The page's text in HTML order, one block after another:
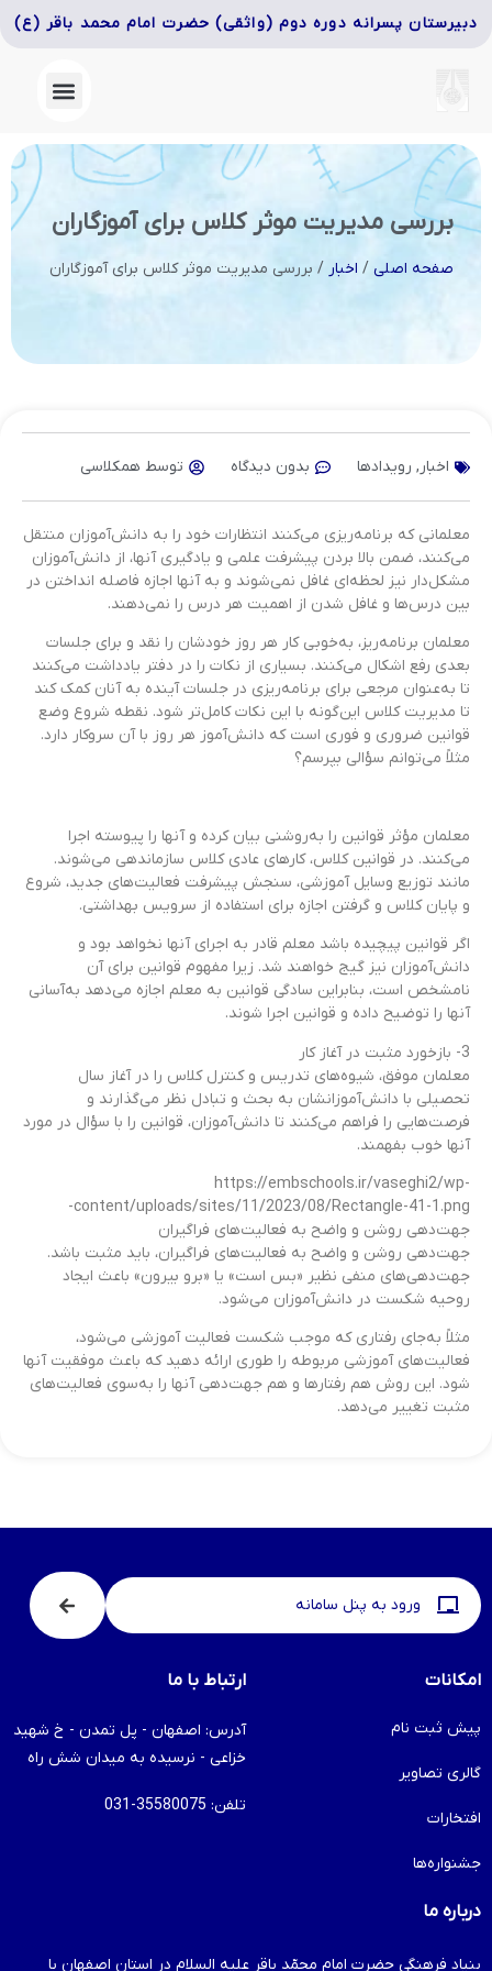
دبیرستان پسرانه دوره دوم (واثقی) حضرت امام محمد باقر (ع)
بررسی مدیریت موثر کلاس برای آموزگاران
صفحه اصلی / اخبار / بررسی مدیریت موثر کلاس برای آموزگاران
اخبار, رویدادها بدون دیدگاه توسط همکلاسی
معلمانی که برنامه‌ریزی می‌کنند انتظارات خود را به دانش‌آموزان منتقل
می‌کنند، ضمن بالا بردن پیشرفت علمی و یادگیری آنها، از دانش‌آموزان
مشکل‌دار نیز لحظه‌ای غافل نمی‌شوند و به آنها اجازه فاصله انداختن در
بین درس‌ها و غافل شدن از اهمیت هر درس را نمی‌دهند.
معلمان برنامه‌ریز، به‌خوبی کار هر روز خودشان را نقد و برای جلسات
بعدی رفع اشکال می‌کنند. بسیاری از نکات را در دفتر یادداشت می‌کنند
تا به‌عنوان مرجعی برای برنامه‌ریزی در جلسات آینده به آنان کمک کند
تا مدیریت کلاس این‌گونه با این نکات کامل‌تر شود. نقطه شروع وضع
قوانین ضروری و فوری است که دانش‌آموز هر روز با آن سروکار دارد.
مثلاً می‌توانم سؤالی بپرسم؟
معلمان مؤثر قوانین را به‌روشنی بیان کرده و آنها را پیوسته اجرا
می‌کنند. در قوانین کلاس، کارهای عادی کلاس سازماندهی می‌شوند.
مانند توزیع وسایل آموزشی، سنجش پیشرفت فعالیت‌های جدید، شروع
و پایان کلاس و گرفتن اجازه برای استفاده از سرویس بهداشتی.
اگر قوانین پیچیده باشد معلم قادر به اجرای آنها نخواهد بود و
دانش‌آموزان نیز گیج خواهند شد. زیرا مفهوم قوانین برای آن
نامشخص است، بنابراین سادگی قوانین به معلم اجازه می‌دهد به‌آسانی
آنها را توضیح داده و قوانین اجرا شوند.
3- بازخورد مثبت در آغاز کار
معلمان موفق، شیوه‌های تدریس و کنترل کلاس را در آغاز سال
تحصیلی با دانش‌آموزانشان به بحث و تبادل نظر می‌گذارند و
فرصت‌هایی را فراهم می‌کنند تا دانش‌آموزان، قوانین را با سؤال در مورد
آنها خوب بفهمند.
https://embschools.ir/vaseghi2/wp-
content/uploads/sites/11/2023/08/Rectangle-41-1.png-
جهت‌دهی روشن و واضح به فعالیت‌های فراگیران
جهت‌دهی روشن و واضح به فعالیت‌های فراگیران، باید مثبت باشد.
جهت‌دهی‌های منفی نظیر «بس است» یا «برو بیرون» باعث ایجاد
روحیه شکست در دانش‌آموزان می‌شود.
مثلاً به‌جای رفتاری که موجب شکست فعالیت آموزشی می‌شود،
فعالیت‌های آموزشی مربوطه را طوری ارائه دهید که باعث موفقیت آنها
شود. این روش هم رفتارها و هم جهت‌دهی آنها را به‌سوی فعالیت‌های
مثبت تغییر می‌دهد.
ورود به پنل سامانه
امکانات
پیش ثبت نام
گالری تصاویر
افتخارات
جشنواره‌ها
ارتباط با ما
آدرس: اصفهان - پل تمدن - خ شهید
خزاعی - نرسیده به میدان شش راه
تلفن: 35580075-031
درباره ما
بنیاد فرهنگی حضرت امام محمّد باقر علیه السلام در استان اصفهان با